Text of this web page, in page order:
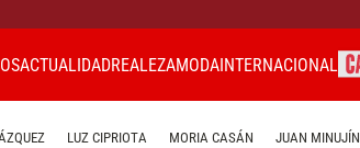
ACTUALIDADREALEZAMODAINTERNACIONAL
LUZ CIPRIOTA MORIA CASÁN JUAN MINUJÍN